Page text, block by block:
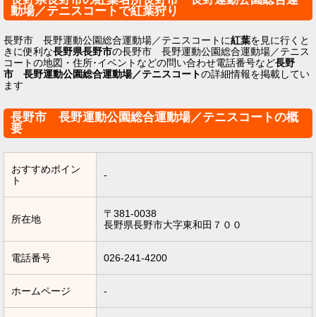
動場／テニスコートで紅葉狩り
長野市 長野運動公園総合運動場／テニスコートに紅葉を見に行くと
きに便利な長野県長野市の長野市 長野運動公園総合運動場／テニス
コートの地図・住所･イベントなどの問い合わせ電話番号など長野
市 長野運動公園総合運動場／テニスコートの詳細情報を掲載してい
ます
長野市 長野運動公園総合運動場／テニスコートの概
要
おすすめポイン
ト
-
所在地
〒381-0038
長野県長野市大字東和田７００
電話番号 026-241-4200
ホームページ -